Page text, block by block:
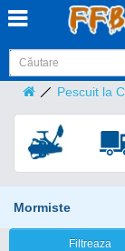
Pescuit la
Mormiste
Filtreaza